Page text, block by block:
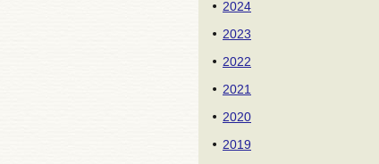
2024
2023
2022
2021
2020
2019